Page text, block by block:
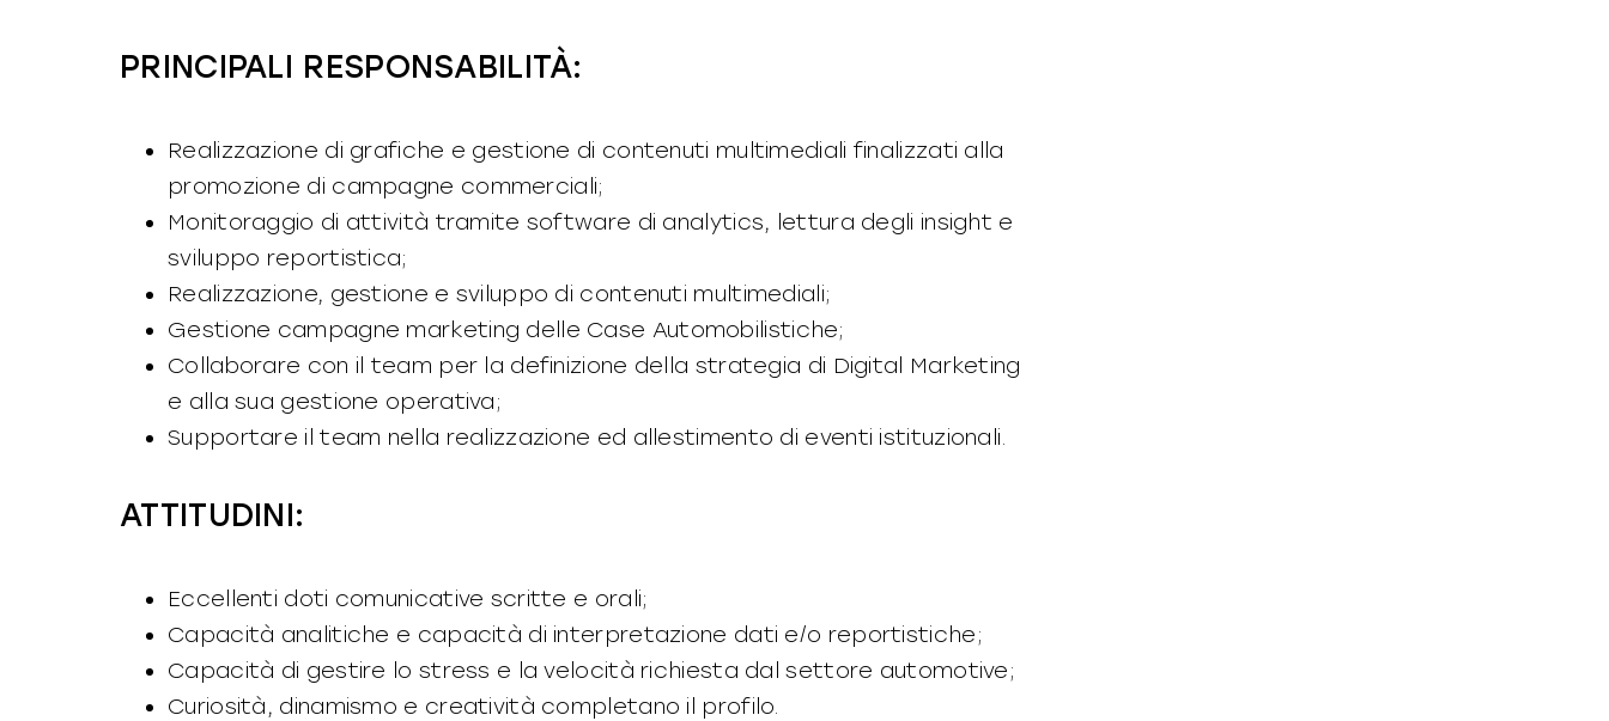
PRINCIPALI RESPONSABILITÀ:
Realizzazione di grafiche e gestione di contenuti multimediali finalizzati alla
promozione di campagne commerciali;
Monitoraggio di attività tramite software di analytics, lettura degli insight e
sviluppo reportistica;
Realizzazione, gestione e sviluppo di contenuti multimediali;
Gestione campagne marketing delle Case Automobilistiche;
Collaborare con il team per la definizione della strategia di Digital Marketing
e alla sua gestione operativa;
Supportare il team nella realizzazione ed allestimento di eventi istituzionali.
ATTITUDINI:
Eccellenti doti comunicative scritte e orali;
Capacità analitiche e capacità di interpretazione dati e/o reportistiche;
Capacità di gestire lo stress e la velocità richiesta dal settore automotive;
Curiosità, dinamismo e creatività completano il profilo.